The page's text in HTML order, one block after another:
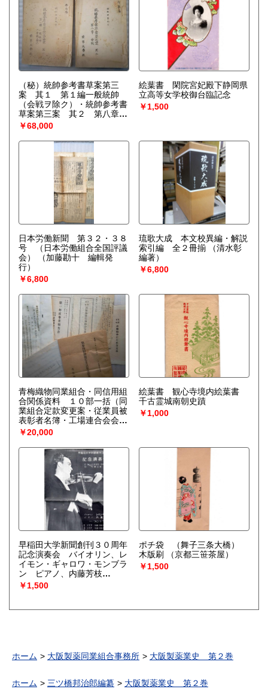
（秘）統帥参考書草案第三
案 其１ 第１編一般統帥
（会戦ヲ除ク）・統帥参考書
草案第三案 其２ 第八章会
戦 の２冊 昭和４年９月
（陸軍大学校）
￥68,000
絵葉書 閑院宮妃殿下静岡県
立高等女学校御台臨記念
￥1,500
日本労働新聞 第３２・３８
号 （日本労働組合全国評議
会）
（加藤勘十 編輯発
行）
￥6,800
琉歌大成 本文校異編・解説
索引編 全２冊揃
（清水彰
編著）
￥6,800
青梅織物同業組合・同信用組
合関係資料 １０部一括（同
業組合定款変更案・従業員被
表彰者名簿・工場連合会会
則・信用組合第一年度事業報
告・信用組合定款 他）
（青梅織物同業組合・同信用
￥20,000
絵葉書 観心寺境内絵葉書
千古霊城南朝史蹟
￥1,000
早稲田大学新聞創刊３０周年
記念演奏会 バイオリン、レ
イモン・ギャロワ・モンブラ
ン ピアノ、内藤芳枝
（於・大熊講堂）
￥1,500
ポチ袋 （舞子三条大橋）
木版刷
（京都三笹茶屋）
￥1,500
ホーム 大阪製薬同業組合事務所 大阪製薬業史 第２巻
ホーム 三ツ橋邦治郎編纂 大阪製薬業史 第２巻